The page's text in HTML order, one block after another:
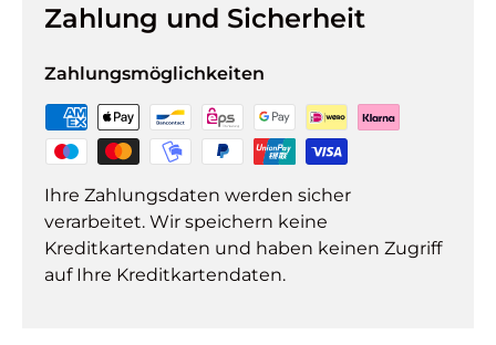
Zahlung und Sicherheit
Zahlungsmöglichkeiten
Ihre Zahlungsdaten werden sicher
verarbeitet. Wir speichern keine
Kreditkartendaten und haben keinen Zugriff
auf Ihre Kreditkartendaten.